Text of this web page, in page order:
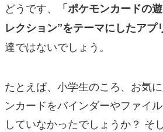
どうです、
「ポケモンカードの
レクション”をテーマにしたアプ
達ではないでしょう。
たとえば、小学生のころ、お気
ンカードをバインダーやファイ
していなかったでしょうか？ そ